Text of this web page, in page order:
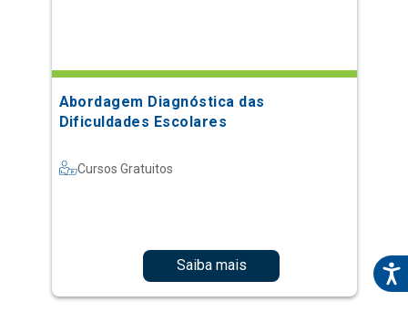
Abordagem Diagnóstica das
Dificuldades Escolares
Cursos Gratuitos
Saiba mais